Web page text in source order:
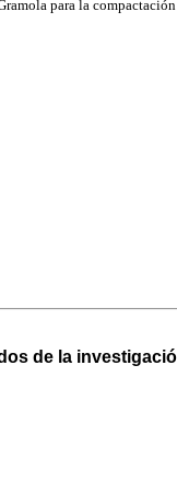
para la
de la